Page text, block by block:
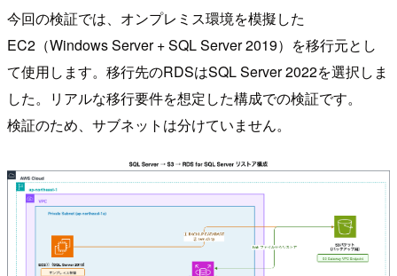
今回の検証では、オンプレミス環境を模擬した
EC2（Windows Server + SQL Server 2019）を移行元とし
て使用します。移行先のRDSはSQL Server 2022を選択しま
した。リアルな移行要件を想定した構成での検証です。
検証のため、サブネットは分けていません。